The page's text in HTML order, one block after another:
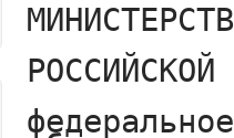
МИНИСТЕРСТВО ОБРАЗОВАНИЯ И НАУКИ 

РОССИЙСКОЙ ФЕДЕРАЦИИ

федеральное государственное бюджетное образовательное учреждение высшего образования

«Московский педагогический государственный университет» (МПГУ)





Институт физической культуры, спорта и здоровья

Кафедра спортивных дисциплин и методики их преподавания









Сарбалаев Альберт Маратович





ПОДГОТОВКА СТУДЕНТОВ – БУДУЩИХ УЧИТЕЛЕЙ ФИЗИЧЕСКОЙ КУЛЬТУРЫ К 

ФИЗКУЛЬТУРНО–СПОРТИВНОЙ РАБОТЕ С ДЕТЬМИ-СИРОТАМИ 





Магистерская диссертация



Направление подготовки 

44.04.02 – «Психолого-педагогическое образование» 



Магистерская программа

«Управление развитием физкультурно-спортивных 

и образовательных организаций»











Научный-руководитель:



Гилев Геннадий Андреевич – 

кандидат педагогических наук

профессор кафедры спортивных дисциплин

и методики их преподавания









Москва – 2017

СОДЕРЖАНИЕ



ВВЕДЕНИЕ………………………………………………………………………………...3

ГЛАВА 1. АНАЛИЗ НАУЧНЫХ ПРЕДСТАВЛЕНИЙ ПО ПРОБЛЕМЕ ПОДГОТОВКИ СТУДЕНТОВ К ФИЗКУЛЬТУРНО-СПОРТИВНОЙ РАБОТЕ С ДЕТЬМИ-СИРОТАМИ И ДЕТЬМИ, ОСТАВШИХСЯ БЕЗ ПОПЕЧЕНИЯ РОДИТЕЛЕЙ………………………………………………………………………………5

Сиротство как социальный феномен. Психолого-педагогические особенности и физическое здоровье детей-сирот и детей, оставшихся без попечения родителей………………………………………………………………………………6

Особенности социализации, воспитания и оздоровления детей-сирот и детей, оставшихся без попечения родителей в условиях детского дома…………………………………………………………………………………….17

Организация, содержание и особенности физического воспитания детей-сирот и детей, оставшихся без попечения родителей………………………………………...20

Вывод по первой главе………………………………………………………………...23

ГЛАВА II. ПРОГРАММА ПОДГОТОВКИ БУДУЩИХ 

УЧИТЕЛЕЙ ФИЗИЧЕСКОЙ КУЛЬТУРЫ 

К РАБОТЕ С ДЕТЬМИ-СИРОТАМИ………………………………………..................24



2.1. Характеристика физической кондиции детей-сирот…………………………………24

2.2. Мотивы участия детей-сирот в физкультурно-спортивной деятельности………….30

2.3. Требования, запросы и пожелания детей-сирот в физкультурно – спортивной деятельности…………………………………………………………………………………32

2.4. Профессиональные трудности начинающих учителей физической культуры в работе с детьми-сиротами……………………………………………………………………………...33

2.5. Опытно-экспериментальная проверка модели подготовки студентов будущих учителей физической культуры к работе с детьми -сиротами…………………………….35

Выводы по второй главе……………………………………………………………………...48

ЗАКЛЮЧЕНИЕ……………………………………………………………………………...49

СПИСОК ЛИТЕРАТУРЫ………………………………………………………………......53





ВВЕДЕНИЕ



Несмотря на увеличение количества детей, оставшихся без попечения родителей, в настоящее время отсутствует специальная профессиональная подготовка педагогов для работы с ними. В этой связи особую актуальность приобретает подготовка специалистов, способных оптимизировать процесс социализации детей-сирот, их адаптацию в сфере физической культуры, спорта и здоровья. На наш взгляд, данную задачу можно решить в рамках обучения студентов по специальности «Физическая культура».

Проблемам профессионального развития и профессиональной подготовки кадров в области будущих